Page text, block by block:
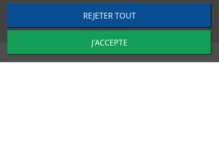
TRACTO PIÈCES - Conception & réalisation :
Impulsion
REJETER TOUT
J'ACCEPTE